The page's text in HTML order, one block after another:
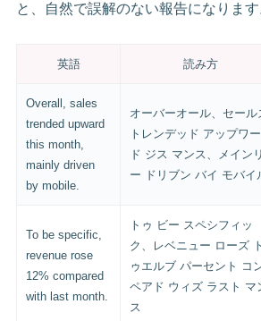
と、自然で誤解のない報告になります
英語 読み方
Overall, sales
trended upward
this month,
mainly driven
by mobile.
オーバーオール、セール
トレンデッド アップワー
ド ジス マンス、メインリ
ー ドリブン バイ モバイ
To be specific,
revenue rose
12% compared
with last month.
トゥ ビー スペシフィッ
ク、レベニュー ローズ ト
ゥエルブ パーセント コ
ペアド ウィズ ラスト マ
ス